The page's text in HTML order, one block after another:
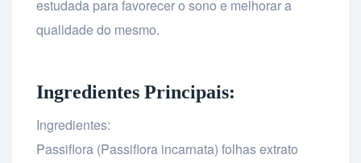
estudada para favorecer o sono e melhorar a
qualidade do mesmo.
Ingredientes Principais:
Ingredientes:
Passiflora (Passiflora incarnata) folhas extrato